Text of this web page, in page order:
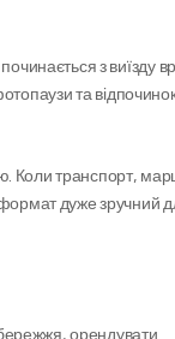
з виїзду
та
Коли транспорт,
дуже зручний
орендувати